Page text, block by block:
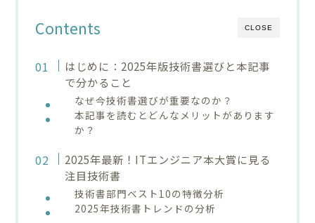
CLOSE
Contents
はじめに：2025年版技術書選びと本記事
で分かること
なぜ今技術書選びが重要なのか？
本記事を読むとどんなメリットがあります
か？
2025年最新！ITエンジニア本大賞に見る
注目技術書
技術書部門ベスト10の特徴分析
2025年技術書トレンドの分析